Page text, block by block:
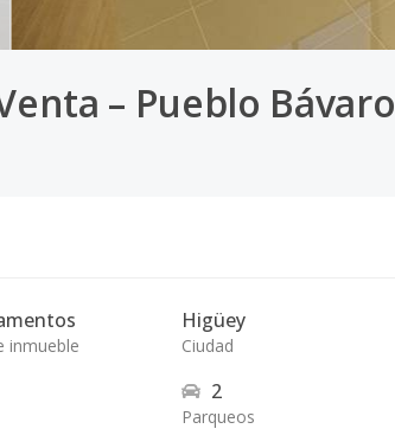
– Pueblo Bávaro
inmueble
Higüey
Ciudad
2
Parqueos